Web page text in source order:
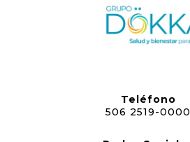
Teléfono
506 2519-0000